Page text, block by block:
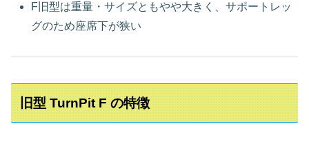
F旧型は重量・サイズともやや大きく、サポートレッ
グのため座席下が狭い
旧型 TurnPit F の特徴